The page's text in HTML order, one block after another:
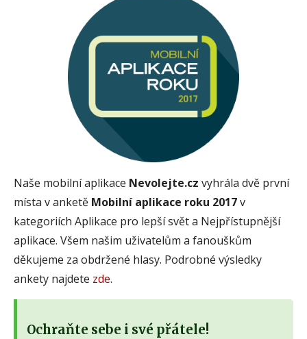
Naše mobilní aplikace Nevolejte.cz vyhrála dvě první
místa v anketě Mobilní aplikace roku 2017v
kategoriích Aplikace pro lepší svět a Nejpřístupnější
aplikace. Všem našim uživatelům a fanouškům
děkujeme za obdržené hlasy. Podrobné výsledky
ankety najdete zde.
Ochraňte sebe i své přátele!